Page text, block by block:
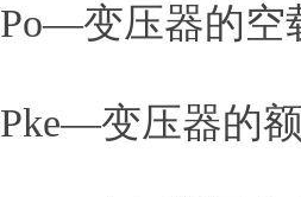
Po—变压器的空
Pke—变压器的